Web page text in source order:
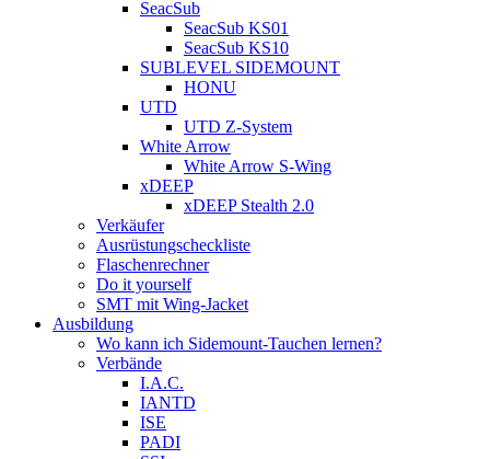
SeacSub
SeacSub KS01
SeacSub KS10
SUBLEVEL SIDEMOUNT
HONU
UTD
UTD Z-System
White Arrow
White Arrow S-Wing
xDEEP
xDEEP Stealth 2.0
Verkäufer
Ausrüstungscheckliste
Flaschenrechner
Do it yourself
SMT mit Wing-Jacket
Ausbildung
Wo kann ich Sidemount-Tauchen lernen?
Verbände
I.A.C.
IANTD
ISE
PADI